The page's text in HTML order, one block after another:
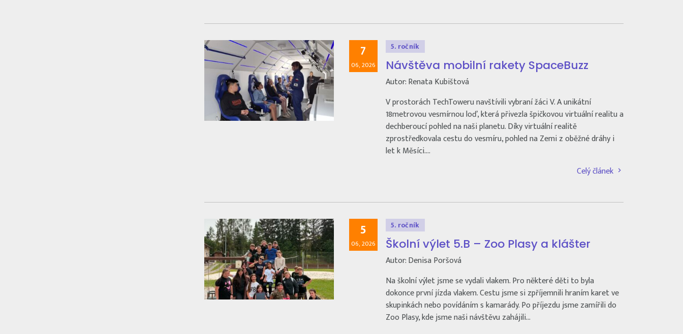
7
06, 2026
5. ročník
Návštěva mobilní rakety SpaceBuzz
Autor: Renata Kubištová
V prostorách TechToweru navštívili vybraní žáci V. A unikátní
18metrovou vesmírnou loď, která přivezla špičkovou virtuální realitu a
dechberoucí pohled na naši planetu. Díky virtuální realitě
zprostředkovala cestu do vesmíru, pohled na Zemi z oběžné dráhy i
let k Měsíci.…
Celý článek
5
06, 2026
5. ročník
Školní výlet 5.B – Zoo Plasy a klášter
Autor: Denisa Poršová
Na školní výlet jsme se vydali vlakem. Pro některé děti to byla
dokonce první jízda vlakem. Cestu jsme si zpříjemnili hraním karet ve
skupinkách nebo povídáním s kamarády. Po příjezdu jsme zamířili do
Zoo Plasy, kde jsme naši návštěvu zahájili…